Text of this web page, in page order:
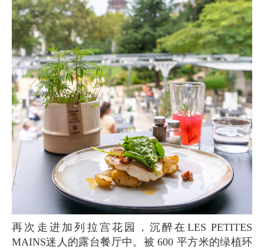
再次走进加列拉宫花园，沉醉在LES PETITES
MAINS迷人的露台餐厅中。被 600 平方米的绿植环